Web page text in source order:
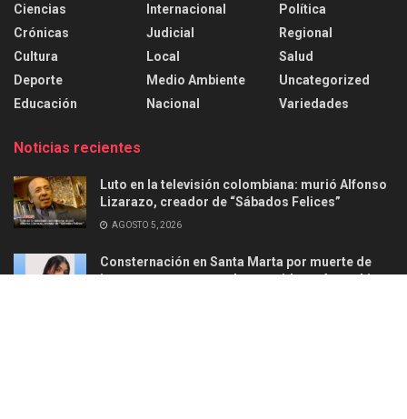
Ciencias
Crónicas
Cultura
Deporte
Educación
Internacional
Judicial
Local
Medio Ambiente
Nacional
Política
Regional
Salud
Uncategorized
Variedades
Noticias recientes
Luto en la televisión colombiana: murió Alfonso
Lizarazo, creador de “Sábados Felices”
AGOSTO 5, 2026
Consternación en Santa Marta por muerte de
joven en ataque armado ocurrido en Aguachica